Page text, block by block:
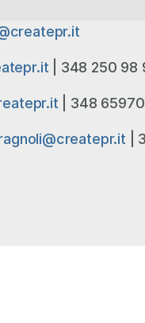
| 348 250 98
| 348
|